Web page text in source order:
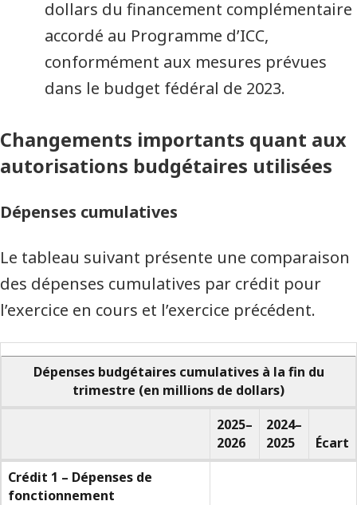
dollars du financement complémentaire
accordé au Programme d’ICC,
conformément aux mesures prévues
dans le budget fédéral de 2023.
Changements importants quant aux
autorisations budgétaires utilisées
Dépenses cumulatives
Le tableau suivant présente une comparaison
des dépenses cumulatives par crédit pour
l’exercice en cours et l’exercice précédent.
Dépenses budgétaires cumulatives à la fin du
trimestre (en millions de dollars)
2025–
2026
2024–
2025
Écart
Crédit 1 – Dépenses de
fonctionnement